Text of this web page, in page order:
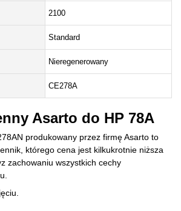
2100
Standard
Nieregenerowany
CE278A
Asarto do HP 78A
produkowany przez firmę Asarto to
którego cena jest kilkukrotnie niższa
zachowaniu wszystkich cechy